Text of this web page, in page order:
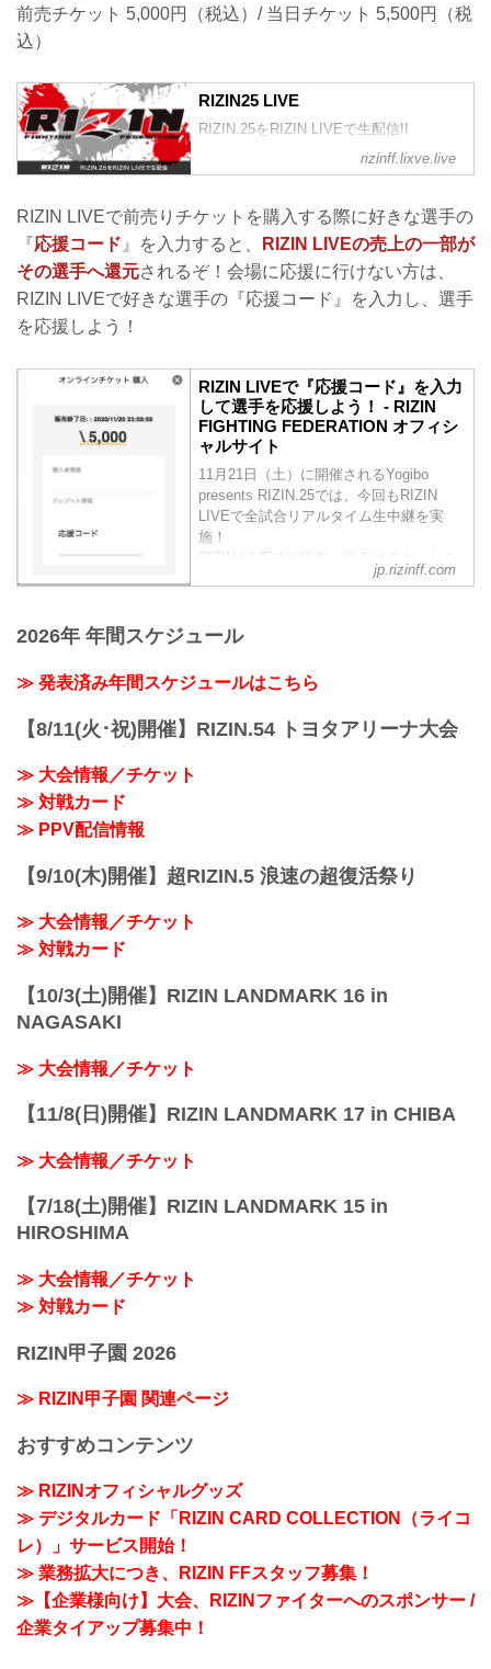
前売チケット 5,000円（税込）/ 当日チケット 5,500円（税
込）
RIZIN25 LIVE
RIZIN.25をRIZIN LIVEで生配信!!
rizinff.lixve.live
RIZIN LIVEで前売りチケットを購入する際に好きな選手の
『応援コード』を入力すると、
RIZIN LIVEの売上の一部が
その選手へ還元されるぞ！会場に応援に行けない方は、
RIZIN LIVEで好きな選手の『応援コード』を入力し、選手
を応援しよう！
RIZIN LIVEで『応援コード』を入力
して選手を応援しよう！ - RIZIN
FIGHTING FEDERATION オフィシ
ャルサイト
11月21日（土）に開催されるYogibo
presents RIZIN.25では、今回もRIZIN
LIVEで全試合リアルタイム生中継を実
施！
RIZIN LIVEでは現在、前売りチケットを
発売中！RIZIN LIVEで前売りチケットを
一部がその選手へ還元されるぞ！
で好きな選手の『応援コード』を入力
『応援コード』とは？
jp.rizinff.com
2026年 年間スケジュール
≫ 発表済み年間スケジュールはこちら
【8/11(火･祝)開催】RIZIN.54 トヨタアリーナ大会
≫ 大会情報／チケット
≫ 対戦カード
≫ PPV配信情報
【9/10(木)開催】超RIZIN.5 浪速の超復活祭り
≫ 大会情報／チケット
≫ 対戦カード
【10/3(土)開催】RIZIN LANDMARK 16 in
NAGASAKI
≫ 大会情報／チケット
【11/8(日)開催】RIZIN LANDMARK 17 in CHIBA
≫ 大会情報／チケット
【7/18(土)開催】RIZIN LANDMARK 15 in
HIROSHIMA
≫ 大会情報／チケット
≫ 対戦カード
RIZIN甲子園 2026
≫ RIZIN甲子園 関連ページ
おすすめコンテンツ
≫ RIZINオフィシャルグッズ
≫ デジタルカード「RIZIN CARD COLLECTION（ライコ
レ）」サービス開始！
≫ 業務拡大につき、RIZIN FFスタッフ募集！
≫【企業様向け】大会、RIZINファイターへのスポンサー /
企業タイアップ募集中！